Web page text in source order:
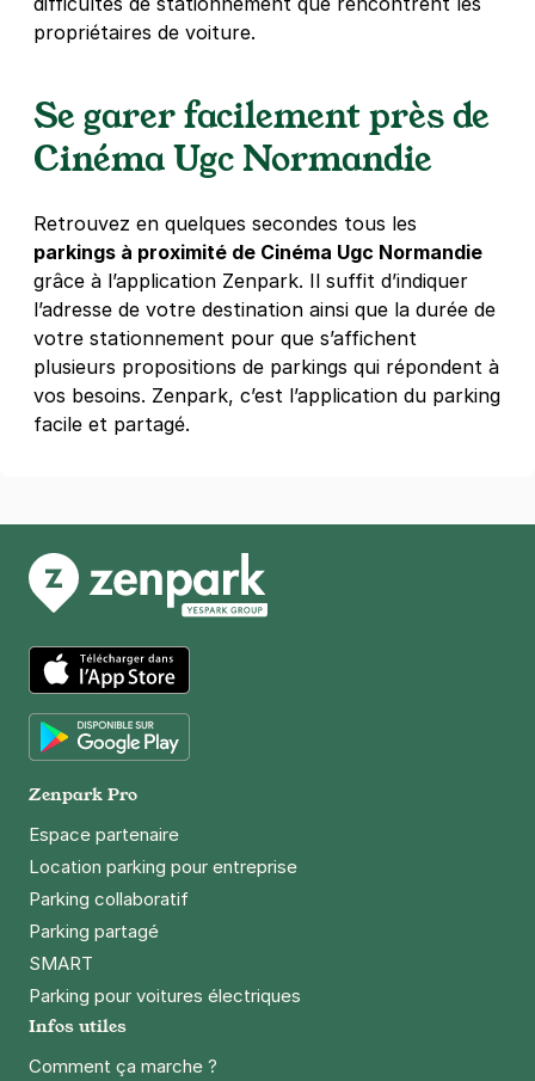
propriétaires de voiture.
Se garer facilement près de
Cinéma Ugc Normandie
Retrouvez en quelques secondes tous les
parkings à proximité de Cinéma Ugc Normandie
grâce à l’application Zenpark. Il suffit d’indiquer
l’adresse de votre destination ainsi que la durée de
votre stationnement pour que s’affichent
plusieurs propositions de parkings qui répondent à
vos besoins. Zenpark, c’est l’application du parking
facile et partagé.
App Store
Zenpark Pro
Espace partenaire
Location parking pour entreprise
Parking collaboratif
Parking partagé
SMART
Parking pour voitures électriques
Infos utiles
Comment ça marche ?